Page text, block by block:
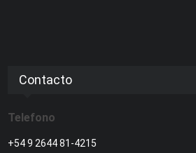
Contacto
Telefono
+54 9 2644 81-4215